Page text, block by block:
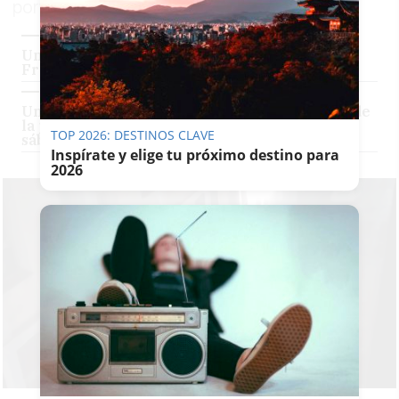
portátiles, sigue marcando la fiesta
Un hombre agredió a su pareja en la plaza
Fragela durante la final del Falla
Una granizada vacía en segundos el botellón de
sábado de Carnaval
TOP 2026: DESTINOS CLAVE
Inspírate y elige tu próximo destino para
2026